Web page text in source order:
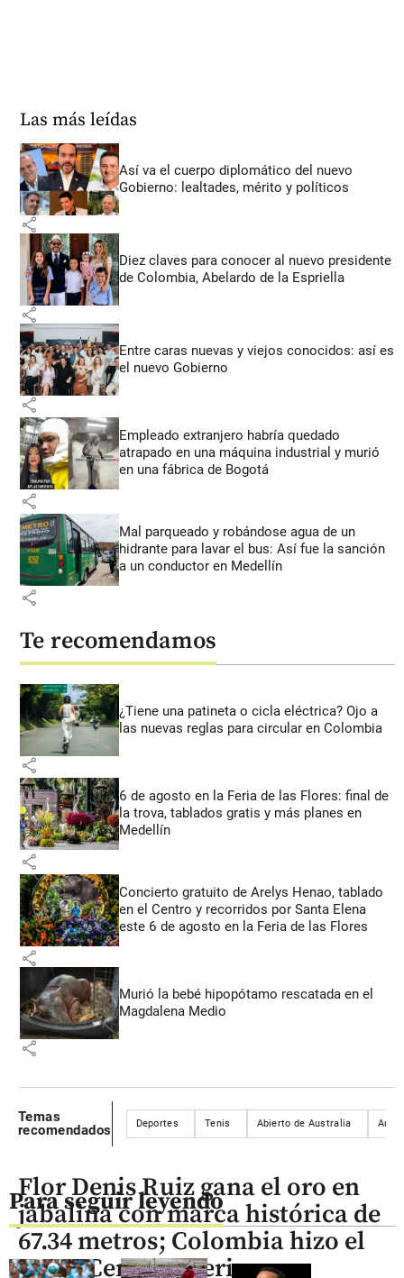
Las más leídas
Así va el cuerpo diplomático del nuevo
Gobierno: lealtades, mérito y políticos
share
Diez claves para conocer al nuevo presidente
de Colombia, Abelardo de la Espriella
share
Entre caras nuevas y viejos conocidos: así es
el nuevo Gobierno
share
Empleado extranjero habría quedado
atrapado en una máquina industrial y murió
en una fábrica de Bogotá
share
Mal parqueado y robándose agua de un
hidrante para lavar el bus: Así fue la sanción
a un conductor en Medellín
share
Te recomendamos
¿Tiene una patineta o cicla eléctrica? Ojo a
las nuevas reglas para circular en Colombia
share
6 de agosto en la Feria de las Flores: final de
la trova, tablados gratis y más planes en
Medellín
share
Concierto gratuito de Arelys Henao, tablado
en el Centro y recorridos por Santa Elena
este 6 de agosto en la Feria de las Flores
share
Murió la bebé hipopótamo rescatada en el
Magdalena Medio
share
Temas
recomendados
Deportes Tenis Abierto de Australia
Para seguir leyendo
Flor Denis Ruiz gana el oro en
jabalina con marca histórica de
67.34 metros; Colombia hizo el
1-2 en Centroamericanos